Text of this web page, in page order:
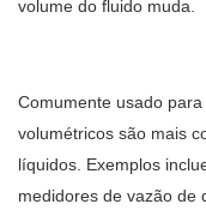
volume do fluido muda.
Comumente usado
volumétricos são mais
líquidos. Exemplos
medidores de vazão de